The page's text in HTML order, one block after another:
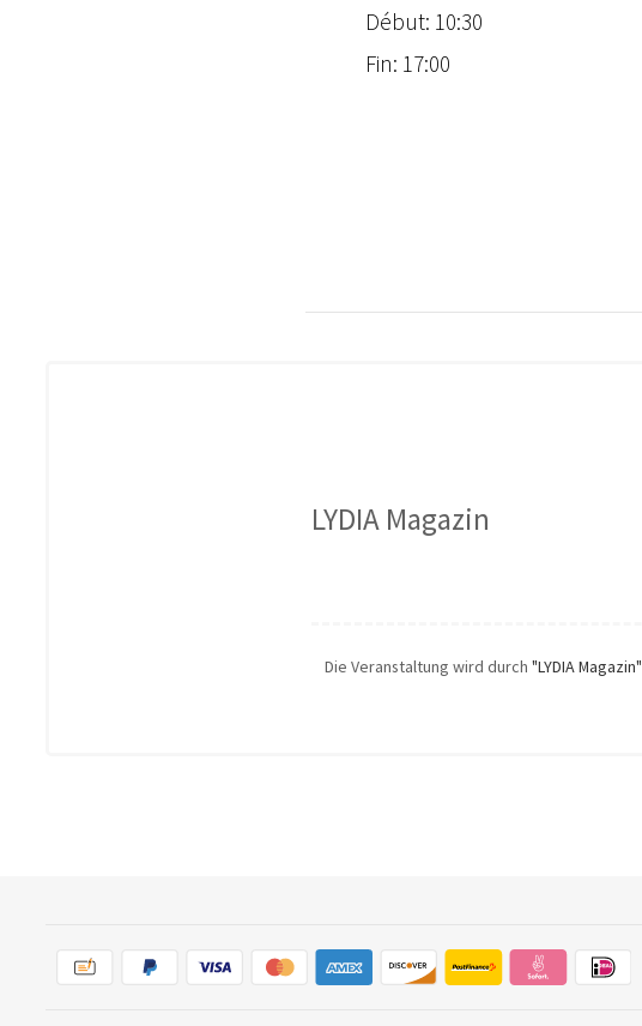
Début: 10:30
Fin: 17:00
LYDIA Magazin
Die Veranstaltung wird durch"LYDIA Magazin"